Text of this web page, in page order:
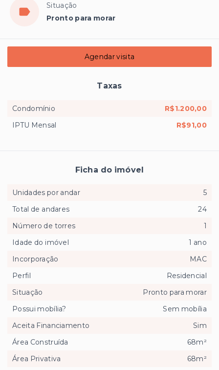
Situação
Pronto para morar
Agendar visita
Taxas
Condomínio
R$1.200,00
IPTU Mensal
R$91,00
Ficha do imóvel
Unidades por andar
5
Total de andares
24
Número de torres
1
Idade do imóvel
1 ano
Incorporação
MAC
Perfil
Residencial
Situação
Pronto para morar
Possui mobília?
Sem mobília
Aceita Financiamento
Sim
Área Construída
68m²
Área Privativa
68m²